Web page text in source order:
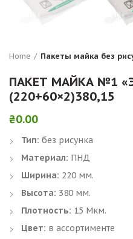
Home Пакеты майка без
ПАКЕТ МАЙКА №1
(220+60×2)380,15
₴0.00
Тип: без рисунка
Материал: ПНД
Ширина: 220 мм.
Высота: 380 мм.
Плотность: 15 Мкм.
Цвет: в ассортименте